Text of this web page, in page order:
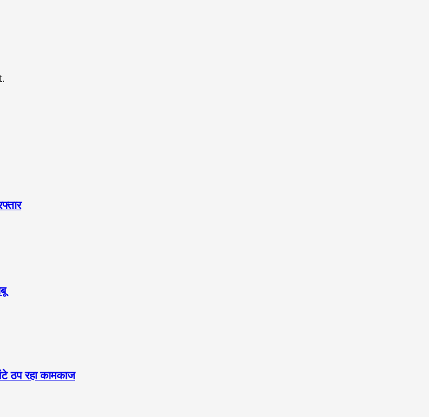
ठप रहा कामकाज